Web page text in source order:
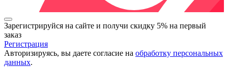
Зарегистрируйся на сайте и получи скидку 5% на первый
заказ
Регистрация
Авторизируясь, вы даете согласие на обработку персональных
данных.